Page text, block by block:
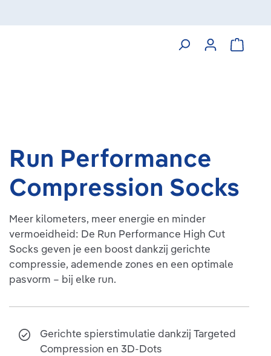
Run Performance
Compression Socks
Meer kilometers, meer energie en minder
vermoeidheid: De Run Performance High Cut
Socks geven je een boost dankzij gerichte
compressie, ademende zones en een optimale
pasvorm – bij elke run.
Gerichte spierstimulatie dankzij Targeted
Compression en 3D-Dots